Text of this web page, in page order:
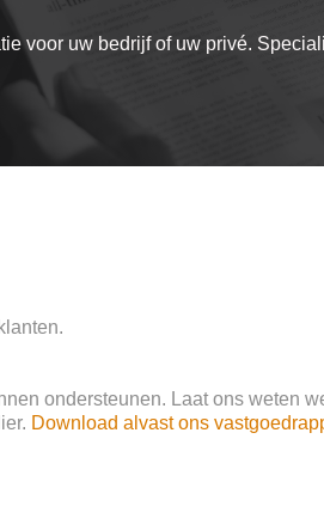
voor uw bedrijf of uw privé.
ondersteunen. Laat ons weten
Download alvast ons